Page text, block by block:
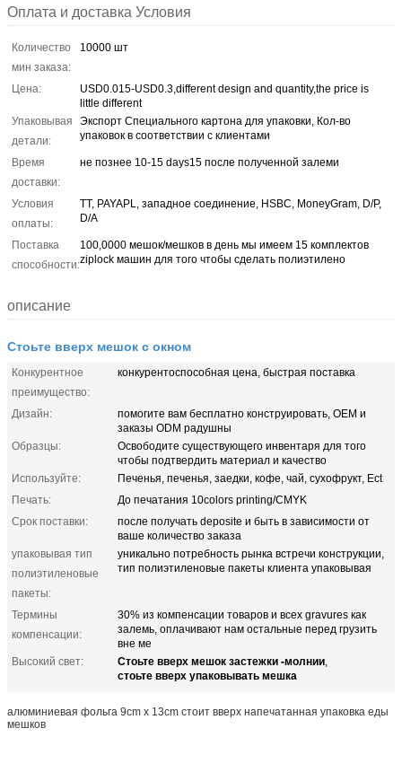
Оплата и доставка Условия
Количество
мин заказа:
10000 шт
Цена:
USD0.015-USD0.3,different design and quantity,the price is
little different
Упаковывая
детали:
Экспорт Специального картона для упаковки, Кол-во
упаковок в соответствии с клиентами
Время
доставки:
не познее 10-15 days15 после полученной залеми
Условия
оплаты:
TT, PAYAPL, западное соединение, HSBC, MoneyGram, D/P,
D/A
Поставка
способности:
100,0000 мешок/мешков в день мы имеем 15 комплектов
ziplock машин для того чтобы сделать полиэтилено
описание
Стоьте вверх мешок с окном
Конкурентное
преимущество:
конкурентоспособная цена, быстрая поставка
Дизайн:
помогите вам бесплатно конструировать, OEM и
заказы ODM радушны
Образцы:
Освободите существующего инвентаря для того
чтобы подтвердить материал и качество
Используйте:
Печенья, печенья, заедки, кофе, чай, сухофрукт, Ect
Печать:
До печатания 10colors printing/CMYK
Срок поставки:
после получать deposite и быть в зависимости от
ваше количество заказа
упаковывая тип
полиэтиленовые
пакеты:
уникально потребность рынка встречи конструкции,
тип полиэтиленовые пакеты клиента упаковывая
Термины
компенсации:
30% из компенсации товаров и всех gravures как
залемь, оплачивают нам остальные перед грузить
вне ме
Высокий свет:
Стоьте вверх мешок застежки -молнии,
стоьте вверх упаковывать мешка
алюминиевая фольга 9cm x 13cm стоит вверх напечатанная упаковка еды
мешков